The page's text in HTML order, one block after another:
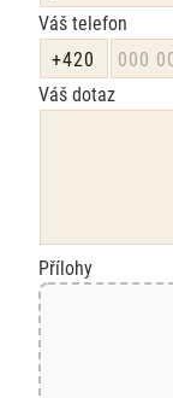
Váš telefon
Váš dotaz
Přílohy